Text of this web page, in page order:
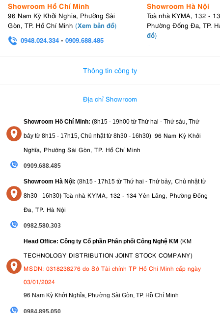
Showroom Hồ Chí Minh
96 Nam Kỳ Khởi Nghĩa, Phường Sài
Gòn, TP. Hồ Chí Minh (Xem bản đồ)
0948.024.334 - 0909.688.485
Showroom Hà Nội
Toà nhà KYMA, 132 -
Phường Đống Đa, TP.
đồ)
Thông tin công ty
Địa chỉ Showroom
Showroom Hồ Chí Minh: (8h15 - 19h00 từ Thứ hai - Thứ sáu, Thứ
bảy từ 8h15 - 17h15, Chủ nhật từ 8h30 - 16h30) 96 Nam Kỳ Khởi
Nghĩa, Phường Sài Gòn, TP. Hồ Chí Minh
0909.688.485
Showroom Hà Nội: (8h15 - 17h15 từ Thứ hai - Thứ bảy, Chủ nhật từ
8h30 - 16h30) Toà nhà KYMA, 132 - 134 Yên Lãng, Phường Đống
Đa, TP. Hà Nội
0982.580.303
Head Office: Công ty Cổ phần Phân phối Công Nghệ KM (KM
TECHNOLOGY DISTRIBUTION JOINT STOCK COMPANY)
MSDN: 0318238276 do Sở Tài chính TP Hồ Chí Minh cấp ngày
03/01/2024
96 Nam Kỳ Khởi Nghĩa, Phường Sài Gòn, TP. Hồ Chí Minh
0984.895.050